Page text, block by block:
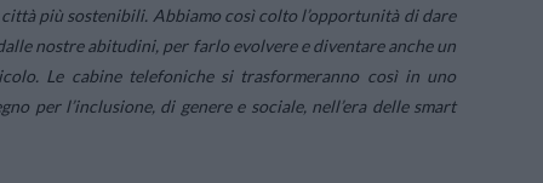
più sostenibili. Abbiamo così colto l’opportunità di dare
nostre abitudini, per farlo evolvere e diventare anche un
Le cabine telefoniche si trasformeranno così in uno
per l’inclusione, di genere e sociale, nell’era delle smart